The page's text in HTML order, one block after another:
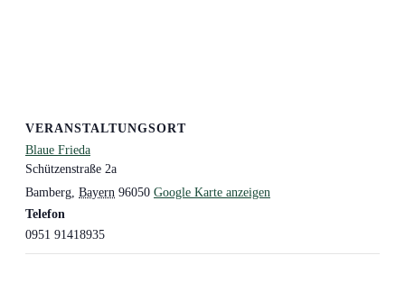
VERANSTALTUNGSORT
Blaue Frieda
Schützenstraße 2a
Bamberg Bayern 96050 Google Karte anzeigen
Telefon
0951 91418935